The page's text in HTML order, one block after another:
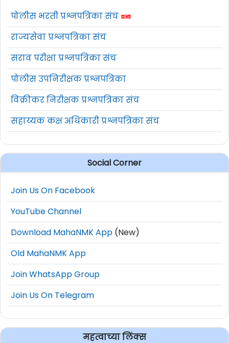
पोलीस भरती प्रश्नपत्रिका संच
राज्यसेवा प्रश्नपत्रिका संच
सराव परीक्षा प्रश्नपत्रिका संच
पोलीस उपनिरीक्षक प्रश्नपत्रिका
विक्रीकर निरीक्षक प्रश्नपत्रिका संच
सहाय्यक कक्ष अधिकारी प्रश्नपत्रिका संच
Social Corner
Join Us On Facebook
YouTube Channel
Download MahaNMK App (New)
Old MahaNMK App
Join WhatsApp Group
Join Us On Telegram
महत्वाच्या लिंक्स